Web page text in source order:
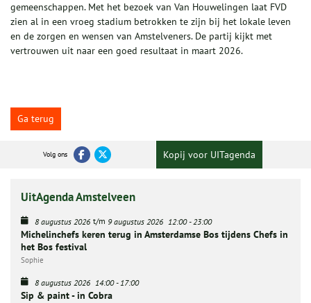
gemeenschappen. Met het bezoek van Van Houwelingen laat FVD
zien al in een vroeg stadium betrokken te zijn bij het lokale leven
en de zorgen en wensen van Amstelveners. De partij kijkt met
vertrouwen uit naar een goed resultaat in maart 2026.
Ga terug
Volg ons Kopij voor UITagenda
UitAgenda Amstelveen
8 augustus 2026 t/m 9 augustus 2026 12:00-23:00
Michelinchefs keren terug in Amsterdamse Bos tijdens Chefs in
het Bos festival
Sophie
8 augustus 2026 14:00-17:00
Sip & paint - in Cobra